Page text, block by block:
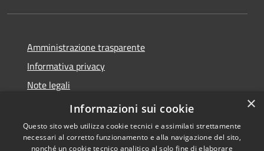
Amministrazione trasparente
Informativa privacy
Note legali
Dichiarazione di accessibilità
×
Informazioni sui cookie
Questo sito web utilizza cookie tecnici e assimilati strettamente
necessari al corretto funzionamento e alla navigazione del sito,
nonché un cookie tecnico analitico al solo fine di elaborare